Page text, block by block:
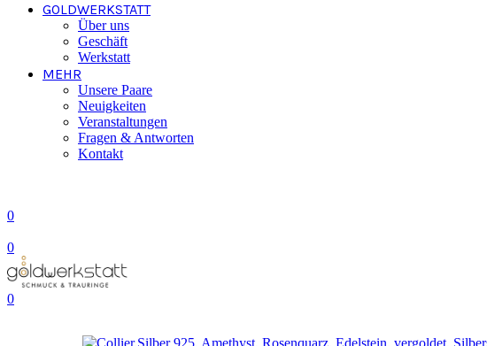
GOLDWERKSTATT
Über uns
Geschäft
Werkstatt
MEHR
Unsere Paare
Neuigkeiten
Veranstaltungen
Fragen & Antworten
Kontakt
0
0
0